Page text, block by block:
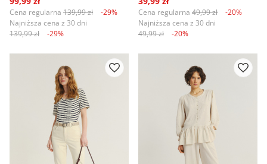
Cena regularna 139,99 zł
-29%
Najniższa cena z 30 dni
139,99 zł
-29%
Cena regularna 49,99 zł
-20%
Najniższa cena z 30 dni
49,99 zł
-20%